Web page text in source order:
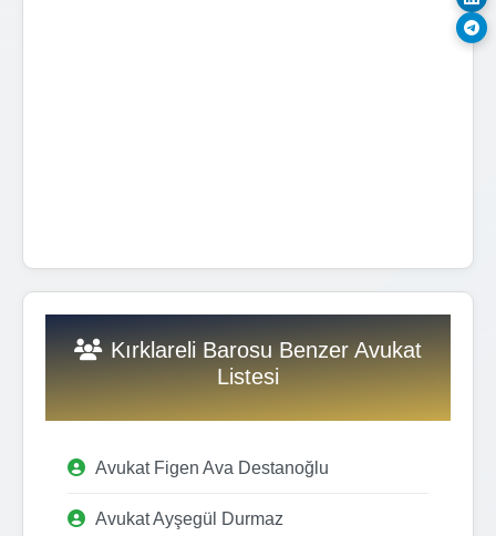
Kırklareli Barosu Benzer Avukat
Listesi
Avukat Figen Ava Destanoğlu
Avukat Ayşegül Durmaz